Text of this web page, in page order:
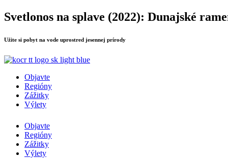
Preskočiť
na
Svetlonos na splave (2022): Dunajské
Užite si pobyt na vode uprostred jesennej prírody
Objavte
Regióny
Zážitky
Výlety
Objavte
Regióny
Zážitky
Výlety